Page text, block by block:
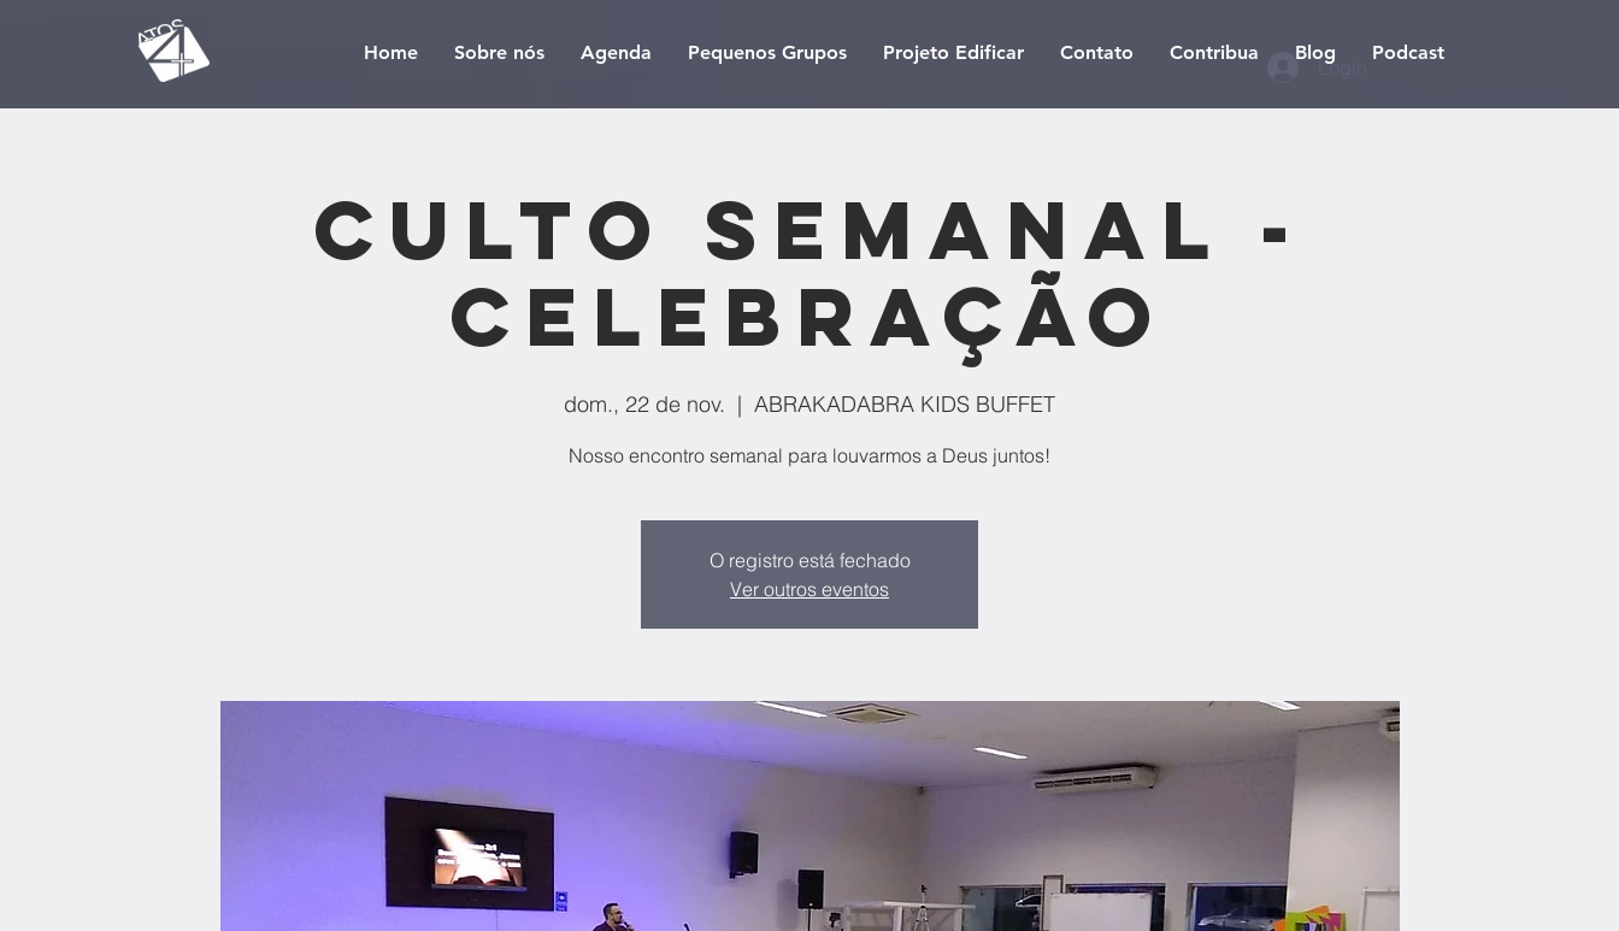
Home Sobre nós Agenda Pequenos Grupos Projeto Edificar Contato Contribua Blog Podcast
Login
Culto Semanal -
Celebração
dom., 22 de nov.
  |
ABRAKADABRA KIDS BUFFET
Nosso encontro semanal para louvarmos a Deus juntos!
O registro está fechado
Ver outros eventos